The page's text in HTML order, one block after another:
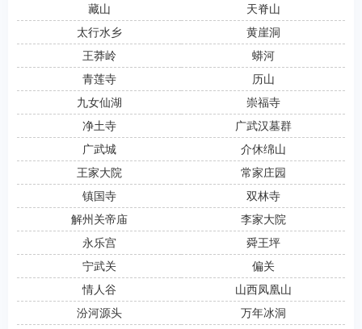
藏山
天脊山
太行水乡
黄崖洞
王莽岭
蟒河
青莲寺
历山
九女仙湖
崇福寺
净土寺
广武汉墓群
广武城
介休绵山
王家大院
常家庄园
镇国寺
双林寺
解州关帝庙
李家大院
永乐宫
舜王坪
宁武关
偏关
情人谷
山西凤凰山
汾河源头
万年冰洞